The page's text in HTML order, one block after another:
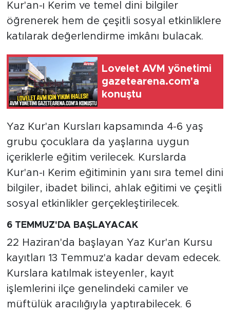
Kur'an-ı Kerim ve temel dini bilgiler
öğrenerek hem de çeşitli sosyal etkinliklere
katılarak değerlendirme imkânı bulacak.
Lovelet AVM yönetimi
gazetearena.com'a
konuştu
Yaz Kur'an Kursları kapsamında 4-6 yaş
grubu çocuklara da yaşlarına uygun
içeriklerle eğitim verilecek. Kurslarda
Kur'an-ı Kerim eğitiminin yanı sıra temel dini
bilgiler, ibadet bilinci, ahlak eğitimi ve çeşitli
sosyal etkinlikler gerçekleştirilecek.
6 TEMMUZ'DA BAŞLAYACAK
22 Haziran'da başlayan Yaz Kur'an Kursu
kayıtları 13 Temmuz'a kadar devam edecek.
Kurslara katılmak isteyenler, kayıt
işlemlerini ilçe genelindeki camiler ve
müftülük aracılığıyla yaptırabilecek. 6